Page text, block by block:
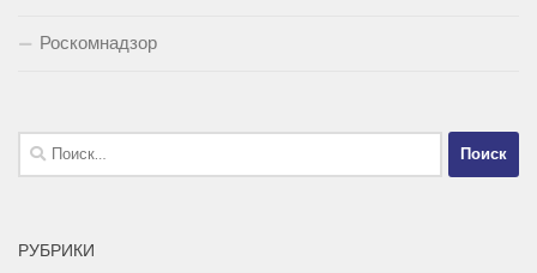
Роскомнадзор
Найти:
РУБРИКИ